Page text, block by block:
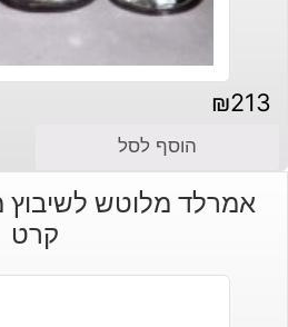
₪213
הוסף לסל
קרט